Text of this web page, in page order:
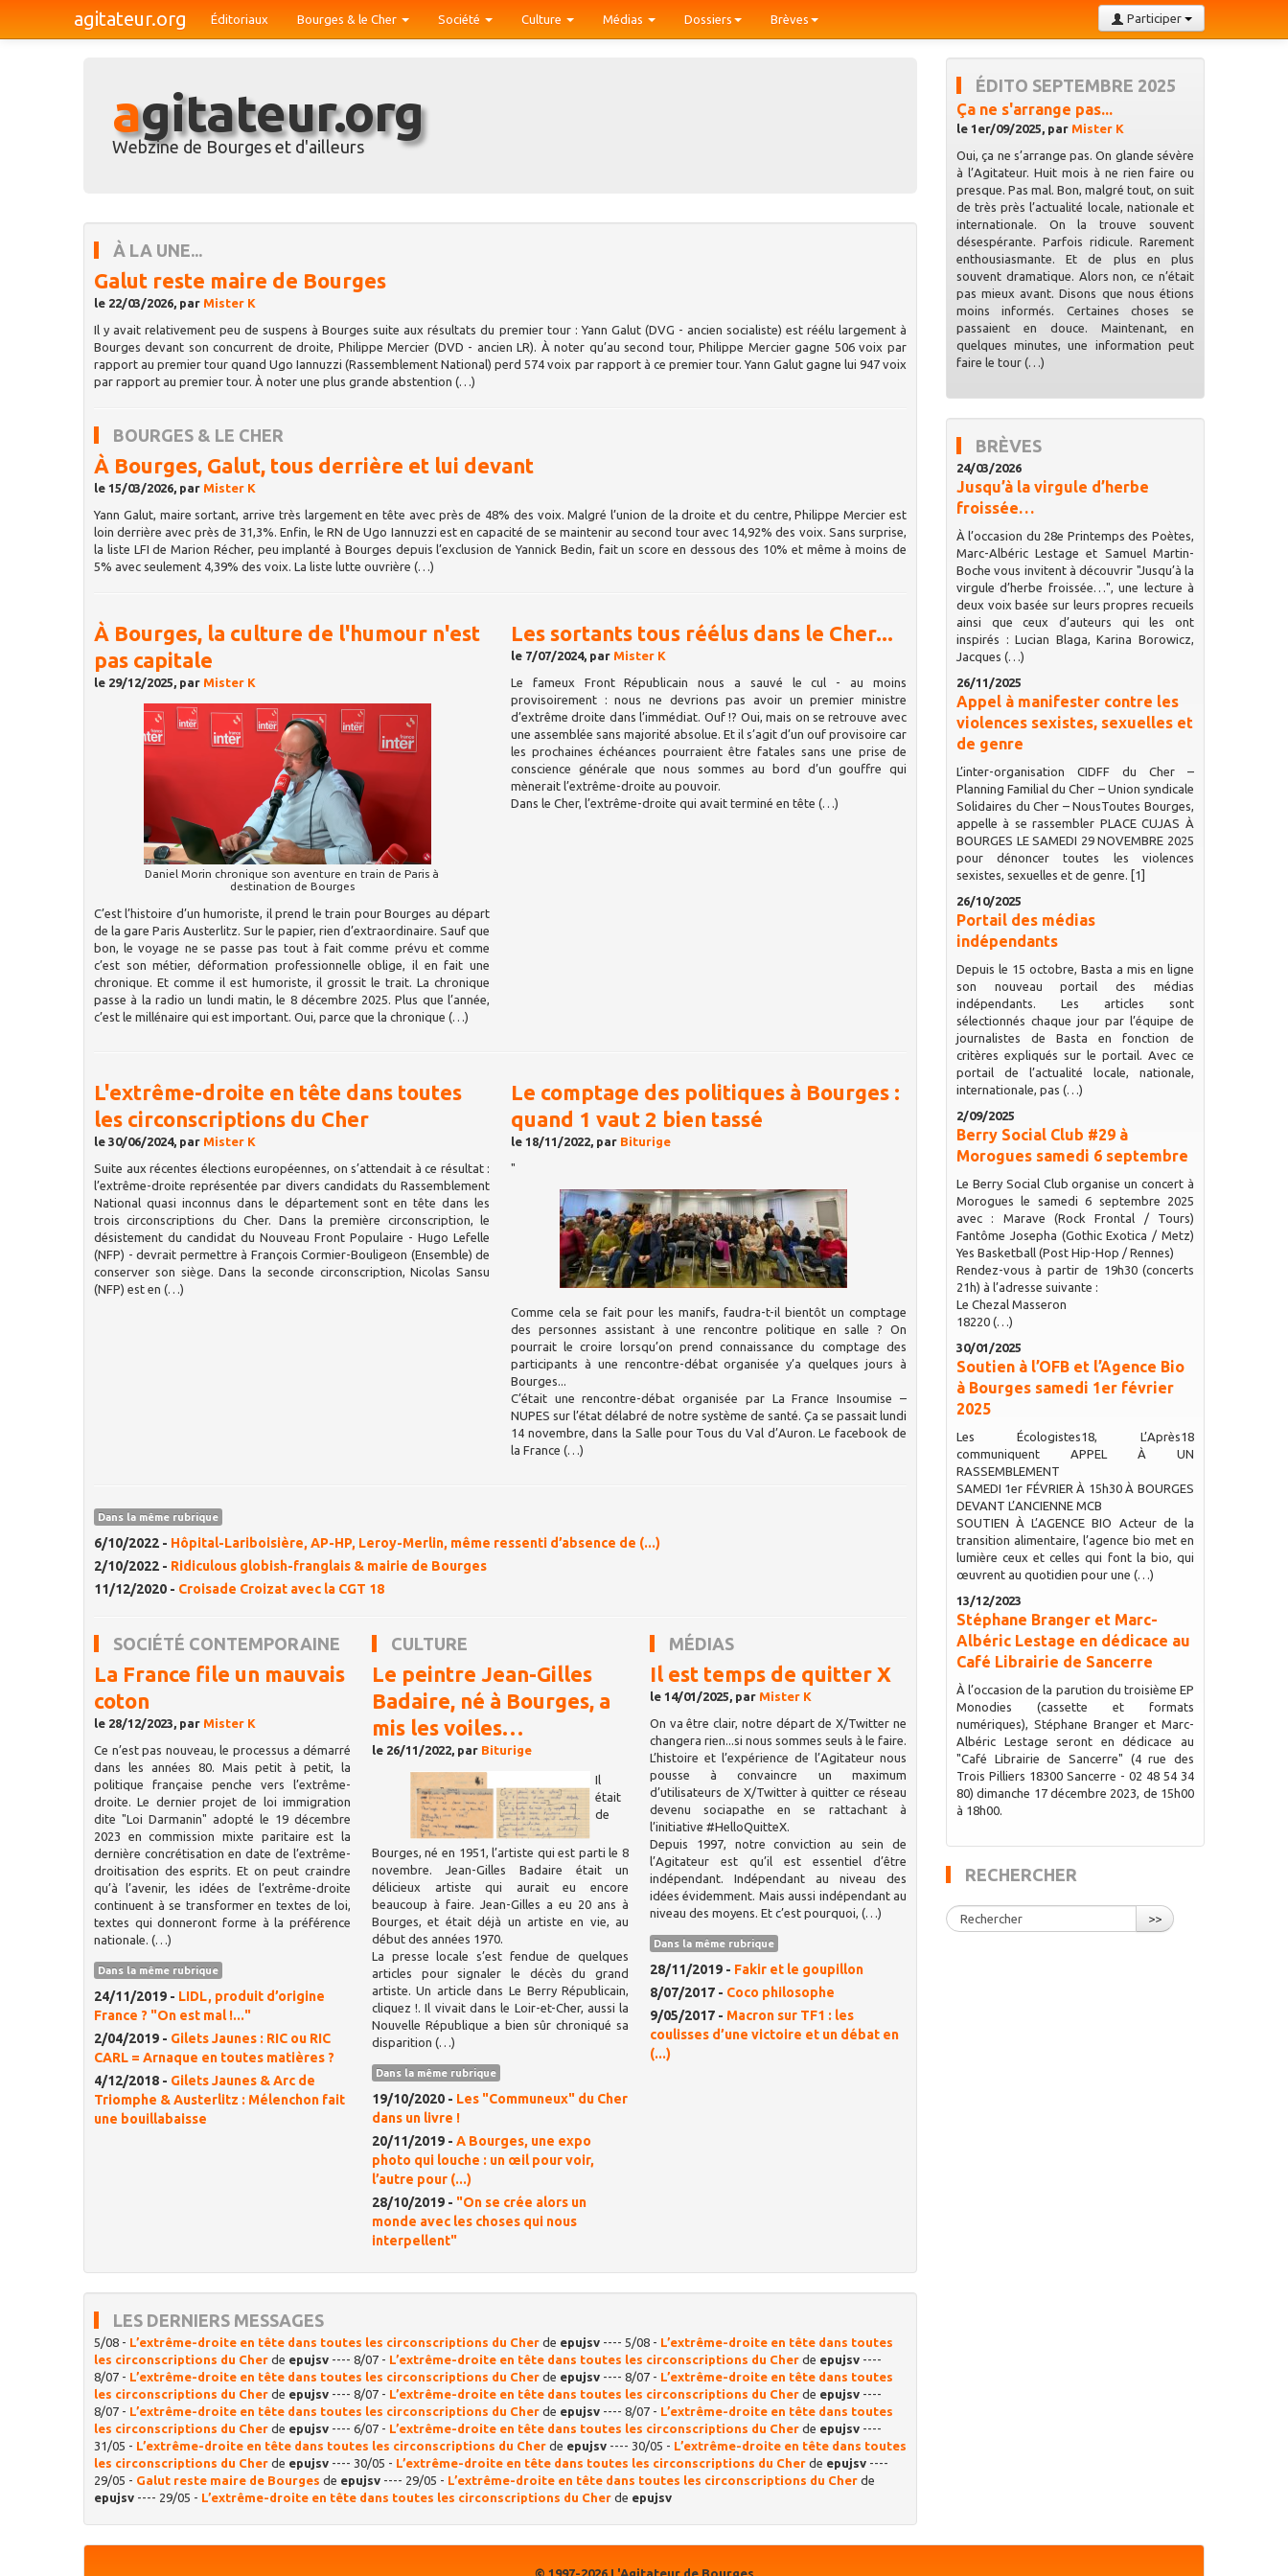
agitateur.org Participer
Éditoriaux Bourges & le Cher Société Culture Médias Dossiers Brèves
agitateur.org
Webzine de Bourges et d'ailleurs
À LA UNE...
Galut reste maire de Bourges
le 22/03/2026, par Mister K
Il y avait relativement peu de suspens à Bourges suite aux résultats du premier tour : Yann Galut (DVG - ancien socialiste) est réélu largement à
Bourges devant son concurrent de droite, Philippe Mercier (DVD - ancien LR). À noter qu’au second tour, Philippe Mercier gagne 506 voix par
rapport au premier tour quand Ugo Iannuzzi (Rassemblement National) perd 574 voix par rapport à ce premier tour. Yann Galut gagne lui 947 voix
par rapport au premier tour. À noter une plus grande abstention (…)
BOURGES & LE CHER
À Bourges, Galut, tous derrière et lui devant
le 15/03/2026, par Mister K
Yann Galut, maire sortant, arrive très largement en tête avec près de 48% des voix. Malgré l’union de la droite et du centre, Philippe Mercier est
loin derrière avec près de 31,3%. Enfin, le RN de Ugo Iannuzzi est en capacité de se maintenir au second tour avec 14,92% des voix. Sans surprise,
la liste LFI de Marion Récher, peu implanté à Bourges depuis l’exclusion de Yannick Bedin, fait un score en dessous des 10% et même à moins de
5% avec seulement 4,39% des voix. La liste lutte ouvrière (…)
À Bourges, la culture de l'humour n'est
pas capitale
le 29/12/2025, par Mister K
Daniel Morin chronique son aventure en train de Paris à
destination de Bourges
C’est l’histoire d’un humoriste, il prend le train pour Bourges au départ
de la gare Paris Austerlitz. Sur le papier, rien d’extraordinaire. Sauf que
bon, le voyage ne se passe pas tout à fait comme prévu et comme
c’est son métier, déformation professionnelle oblige, il en fait une
chronique. Et comme il est humoriste, il grossit le trait. La chronique
passe à la radio un lundi matin, le 8 décembre 2025. Plus que l’année,
c’est le millénaire qui est important. Oui, parce que la chronique (…)
Les sortants tous réélus dans le Cher...
le 7/07/2024, par Mister K
Le fameux Front Républicain nous a sauvé le cul - au moins
provisoirement : nous ne devrions pas avoir un premier ministre
d’extrême droite dans l’immédiat. Ouf !? Oui, mais on se retrouve avec
une assemblée sans majorité absolue. Et il s’agit d’un ouf provisoire car
les prochaines échéances pourraient être fatales sans une prise de
conscience générale que nous sommes au bord d’un gouffre qui
mènerait l’extrême-droite au pouvoir.
Dans le Cher, l’extrême-droite qui avait terminé en tête (…)
L'extrême-droite en tête dans toutes
les circonscriptions du Cher
le 30/06/2024, par Mister K
Suite aux récentes élections européennes, on s’attendait à ce résultat :
l’extrême-droite représentée par divers candidats du Rassemblement
National quasi inconnus dans le département sont en tête dans les
trois circonscriptions du Cher. Dans la première circonscription, le
désistement du candidat du Nouveau Front Populaire - Hugo Lefelle
(NFP) - devrait permettre à François Cormier-Bouligeon (Ensemble) de
conserver son siège. Dans la seconde circonscription, Nicolas Sansu
(NFP) est en (…)
Le comptage des politiques à Bourges :
quand 1 vaut 2 bien tassé
le 18/11/2022, par Biturige
"
Comme cela se fait pour les manifs, faudra-t-il bientôt un comptage
des personnes assistant à une rencontre politique en salle ? On
pourrait le croire lorsqu’on prend connaissance du comptage des
participants à une rencontre-débat organisée y’a quelques jours à
Bourges...
C’était une rencontre-débat organisée par La France Insoumise –
NUPES sur l’état délabré de notre système de santé. Ça se passait lundi
14 novembre, dans la Salle pour Tous du Val d’Auron. Le facebook de
la France (…)
Dans la même rubrique
6/10/2022 - Hôpital-Lariboisière, AP-HP, Leroy-Merlin, même ressenti d’absence de (...)
2/10/2022 - Ridiculous globish-franglais & mairie de Bourges
11/12/2020 - Croisade Croizat avec la CGT 18
SOCIÉTÉ CONTEMPORAINE
La France file un mauvais
coton
le 28/12/2023, par Mister K
Ce n’est pas nouveau, le processus a démarré
dans les années 80. Mais petit à petit, la
politique française penche vers l’extrême-
droite. Le dernier projet de loi immigration
dite "Loi Darmanin" adopté le 19 décembre
2023 en commission mixte paritaire est la
dernière concrétisation en date de l’extrême-
droitisation des esprits. Et on peut craindre
qu’à l’avenir, les idées de l’extrême-droite
continuent à se transformer en textes de loi,
textes qui donneront forme à la préférence
nationale. (…)
Dans la même rubrique
24/11/2019 - LIDL, produit d’origine
France ? "On est mal !..."
2/04/2019 - Gilets Jaunes : RIC ou RIC
CARL = Arnaque en toutes matières ?
4/12/2018 - Gilets Jaunes & Arc de
Triomphe & Austerlitz : Mélenchon fait
une bouillabaisse
CULTURE
Le peintre Jean-Gilles
Badaire, né à Bourges, a
mis les voiles…
le 26/11/2022, par Biturige
Il
était
de
Bourges, né en 1951, l’artiste qui est parti le 8
novembre. Jean-Gilles Badaire était un
délicieux artiste qui aurait eu encore
beaucoup à faire. Jean-Gilles a eu 20 ans à
Bourges, et était déjà un artiste en vie, au
début des années 1970.
La presse locale s’est fendue de quelques
articles pour signaler le décès du grand
artiste. Un article dans Le Berry Républicain,
cliquez !. Il vivait dans le Loir-et-Cher, aussi la
Nouvelle République a bien sûr chroniqué sa
disparition (…)
Dans la même rubrique
19/10/2020 - Les "Communeux" du Cher
dans un livre !
20/11/2019 - A Bourges, une expo
photo qui louche : un œil pour voir,
l’autre pour (...)
28/10/2019 - "On se crée alors un
monde avec les choses qui nous
interpellent"
MÉDIAS
Il est temps de quitter X
le 14/01/2025, par Mister K
On va être clair, notre départ de X/Twitter ne
changera rien...si nous sommes seuls à le faire.
L’histoire et l’expérience de l’Agitateur nous
pousse à convaincre un maximum
d’utilisateurs de X/Twitter à quitter ce réseau
devenu sociapathe en se rattachant à
l’initiative #HelloQuitteX.
Depuis 1997, notre conviction au sein de
l’Agitateur est qu’il est essentiel d’être
indépendant. Indépendant au niveau des
idées évidemment. Mais aussi indépendant au
niveau des moyens. Et c’est pourquoi, (…)
Dans la même rubrique
28/11/2019 - Fakir et le goupillon
8/07/2017 - Coco philosophe
9/05/2017 - Macron sur TF1 : les
coulisses d’une victoire et un débat en
(...)
LES DERNIERS MESSAGES
5/08 - L’extrême-droite en tête dans toutes les circonscriptions du Cher de epujsv ---- 5/08 - L’extrême-droite en tête dans toutes
les circonscriptions du Cher de epujsv ---- 8/07 - L’extrême-droite en tête dans toutes les circonscriptions du Cher de epujsv ----
8/07 - L’extrême-droite en tête dans toutes les circonscriptions du Cher de epujsv ---- 8/07 - L’extrême-droite en tête dans toutes
les circonscriptions du Cher de epujsv ---- 8/07 - L’extrême-droite en tête dans toutes les circonscriptions du Cher de epujsv ----
8/07 - L’extrême-droite en tête dans toutes les circonscriptions du Cher de epujsv ---- 8/07 - L’extrême-droite en tête dans toutes
les circonscriptions du Cher de epujsv ---- 6/07 - L’extrême-droite en tête dans toutes les circonscriptions du Cher de epujsv ----
31/05 - L’extrême-droite en tête dans toutes les circonscriptions du Cher de epujsv ---- 30/05 - L’extrême-droite en tête dans toutes
les circonscriptions du Cher de epujsv ---- 30/05 - L’extrême-droite en tête dans toutes les circonscriptions du Cher de epujsv ----
29/05 - Galut reste maire de Bourges de epujsv ---- 29/05 - L’extrême-droite en tête dans toutes les circonscriptions du Cher de
epujsv ---- 29/05 - L’extrême-droite en tête dans toutes les circonscriptions du Cher de epujsv
ÉDITO SEPTEMBRE 2025
Ça ne s'arrange pas...
le 1er/09/2025, par Mister K
Oui, ça ne s’arrange pas. On glande sévère
à l’Agitateur. Huit mois à ne rien faire ou
presque. Pas mal. Bon, malgré tout, on suit
de très près l’actualité locale, nationale et
internationale. On la trouve souvent
désespérante. Parfois ridicule. Rarement
enthousiasmante. Et de plus en plus
souvent dramatique. Alors non, ce n’était
pas mieux avant. Disons que nous étions
moins informés. Certaines choses se
passaient en douce. Maintenant, en
quelques minutes, une information peut
faire le tour (…)
BRÈVES
24/03/2026
Jusqu’à la virgule d’herbe
froissée…
À l’occasion du 28e Printemps des Poètes,
Marc-Albéric Lestage et Samuel Martin-
Boche vous invitent à découvrir "Jusqu’à la
virgule d’herbe froissée…", une lecture à
deux voix basée sur leurs propres recueils
ainsi que ceux d’auteurs qui les ont
inspirés : Lucian Blaga, Karina Borowicz,
Jacques (…)
26/11/2025
Appel à manifester contre les
violences sexistes, sexuelles et
de genre
L’inter-organisation CIDFF du Cher –
Planning Familial du Cher – Union syndicale
Solidaires du Cher – NousToutes Bourges,
appelle à se rassembler PLACE CUJAS À
BOURGES LE SAMEDI 29 NOVEMBRE 2025
pour dénoncer toutes les violences
sexistes, sexuelles et de genre. [1]
26/10/2025
Portail des médias
indépendants
Depuis le 15 octobre, Basta a mis en ligne
son nouveau portail des médias
indépendants. Les articles sont
sélectionnés chaque jour par l’équipe de
journalistes de Basta en fonction de
critères expliqués sur le portail. Avec ce
portail de l’actualité locale, nationale,
internationale, pas (…)
2/09/2025
Berry Social Club #29 à
Morogues samedi 6 septembre
Le Berry Social Club organise un concert à
Morogues le samedi 6 septembre 2025
avec : Marave (Rock Frontal / Tours)
Fantôme Josepha (Gothic Exotica / Metz)
Yes Basketball (Post Hip-Hop / Rennes)
Rendez-vous à partir de 19h30 (concerts
21h) à l’adresse suivante :
Le Chezal Masseron
18220 (…)
30/01/2025
Soutien à l’OFB et l’Agence Bio
à Bourges samedi 1er février
2025
Les Écologistes18, L’Après18
communiquent APPEL À UN
RASSEMBLEMENT
SAMEDI 1er FÉVRIER À 15h30 À BOURGES
DEVANT L’ANCIENNE MCB
SOUTIEN À L’AGENCE BIO Acteur de la
transition alimentaire, l’agence bio met en
lumière ceux et celles qui font la bio, qui
œuvrent au quotidien pour une (…)
13/12/2023
Stéphane Branger et Marc-
Albéric Lestage en dédicace au
Café Librairie de Sancerre
À l’occasion de la parution du troisième EP
Monodies (cassette et formats
numériques), Stéphane Branger et Marc-
Albéric Lestage seront en dédicace au
"Café Librairie de Sancerre" (4 rue des
Trois Pilliers 18300 Sancerre - 02 48 54 34
80) dimanche 17 décembre 2023, de 15h00
à 18h00.
RECHERCHER
>>
© 1997-2026 L'Agitateur de Bourges